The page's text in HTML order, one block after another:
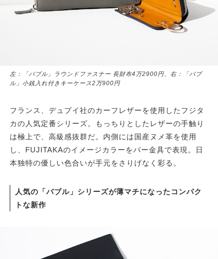
左：「バブル」ラウンドファスナー 長財布4万2900円、右：「バブ
ル」小銭入れ付きキーケース2万900円
フランス、デュプイ社のカーフレザーを使用したフジタ
カの人気定番シリーズ。もっちりとしたレザーの手触り
は極上で、高級感抜群だ。内側には国産ヌメ革を使用
し、FUJITAKAのイメージカラーをバー金具で表現。日
本独特の優しい色合いが手元をさりげなく彩る。
人気の「バブル」シリーズが薄マチになったコンパク
トな新作